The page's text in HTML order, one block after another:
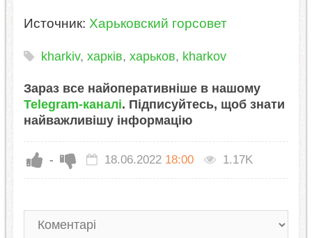
Источник: Харьковский горсовет
kharkiv, харків, харьков, kharkov
Зараз все найоперативніше в нашому
Telegram-каналі. Підписуйтесь, щоб знати
найважливішу інформацію
- 18.06.2022 18:00 1.17K